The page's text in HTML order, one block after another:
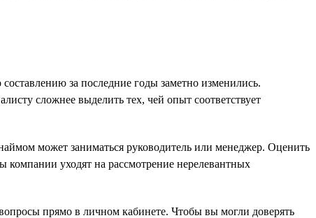
за последние годы заметно изменились.
сложнее выделить тех, чей опыт соответствует
может заниматься руководитель или менеджер. Оценить
уходят на рассмотрение нерелевантных
прямо в личном кабинете. Чтобы вы могли доверять